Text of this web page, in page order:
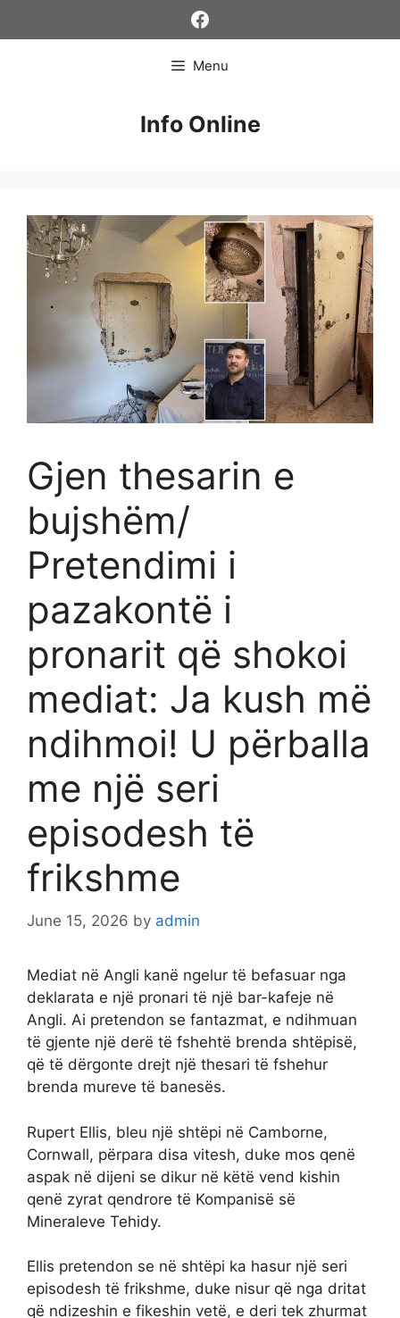
Facebook
Menu
Info Online
Gjen thesarin e
bujshëm/
Pretendimi i
pazakontë i
pronarit që shokoi
mediat: Ja kush më
ndihmoi! U përballa
me një seri
episodesh të
frikshme
June 15, 2026 by admin
Mediat në Angli kanë ngelur të befasuar nga
deklarata e një pronari të një bar-kafeje në
Angli. Ai pretendon se fantazmat, e ndihmuan
të gjente një derë të fshehtë brenda shtëpisë,
që të dërgonte drejt një thesari të fshehur
brenda mureve të banesës.
Rupert Ellis, bleu një shtëpi në Camborne,
Cornwall, përpara disa vitesh, duke mos qenë
aspak në dijeni se dikur në këtë vend kishin
qenë zyrat qendrore të Kompanisë së
Mineraleve Tehidy.
Ellis pretendon se në shtëpi ka hasur një seri
episodesh të frikshme, duke nisur që nga dritat
që ndizeshin e fikeshin vetë, e deri tek zhurmat